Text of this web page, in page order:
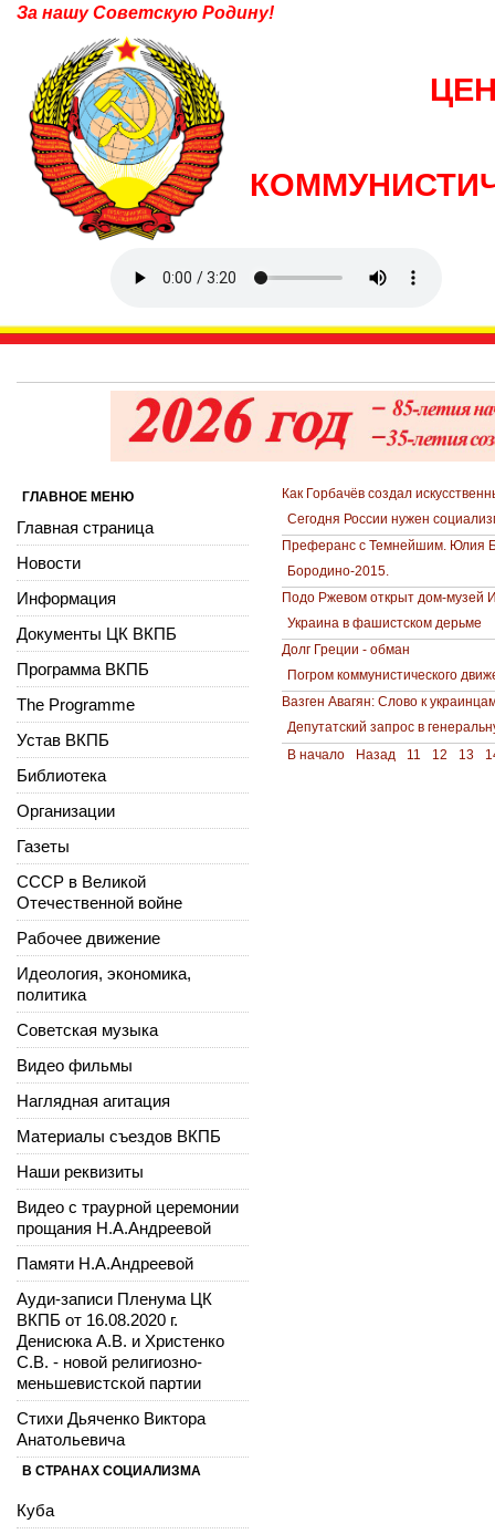
За нашу Советскую Родину!
Как Горбачёв создал
Сегодня России нужен
Преферанс с Темнейшим. Юлия
Бородино-2015.
Подо Ржевом открыт дом-музей
Украина в фашистском дерьме
Долг Греции - обман
Погром коммунистического
Вазген Авагян: Слово к
Депутатский запрос в
В начало
Назад 11 12 13
ГЛАВНОЕ МЕНЮ
Главная страница
Новости
Информация
Документы ЦК ВКПБ
Программа ВКПБ
The Programme
Устав ВКПБ
Библиотека
Организации
Газеты
СССР в Великой
Отечественной войне
Рабочее движение
Идеология, экономика,
политика
Советская музыка
Видео фильмы
Наглядная агитация
Материалы съездов ВКПБ
Наши реквизиты
Видео с траурной церемонии
прощания Н.А.Андреевой
Памяти Н.А.Андреевой
Ауди-записи Пленума ЦК
ВКПБ от 16.08.2020 г.
Денисюка А.В. и Христенко
С.В. - новой религиозно-
меньшевистской партии
Стихи Дьяченко Виктора
Анатольевича
В СТРАНАХ СОЦИАЛИЗМА
Куба